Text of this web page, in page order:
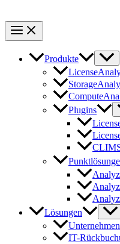
Produkte
Plugins
Lösungen
IT-